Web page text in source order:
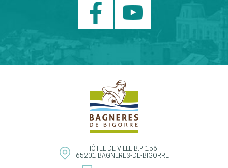
HÔTEL DE VILLE B.P 156
65201 BAGNÈRES-DE-BIGORRE